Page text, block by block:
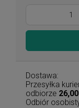
Dostawa:
Przesyłka
odbiorze
Odbiór